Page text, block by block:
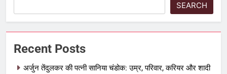
SEARCH
Recent Posts
अर्जुन तेंदुलकर की पत्नी सानिया चंडोक: उम्र, परिवार, करियर और शादी